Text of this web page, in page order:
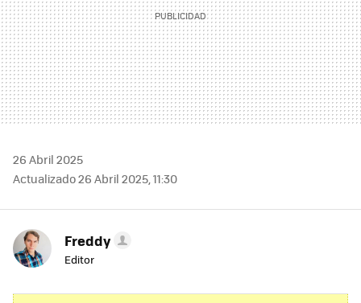
26 Abril 2025
Actualizado 26 Abril 2025, 11:30
Freddy
Editor